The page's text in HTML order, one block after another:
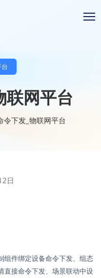
网平台
令下发_物联网平台
日
组件绑定设备命令下发、组态
直接命令下发、场景联动中设